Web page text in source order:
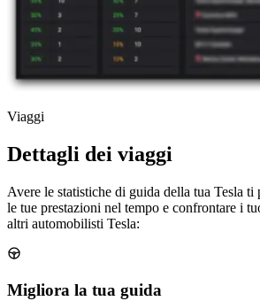
Viaggi
Dettagli dei viaggi
Avere le statistiche di guida della tua Tesla ti
le tue prestazioni nel tempo e confrontare i
altri automobilisti Tesla:
Migliora la tua guida